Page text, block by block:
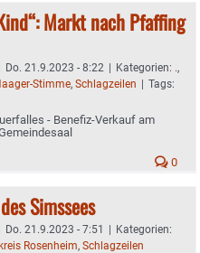
Markt nach Pfaffing
Do. 21.9.2023 - 8:22 | Kategorien: .,
Stimme, Schlagzeilen | Tags:
- Benefiz-Verkauf am
0
Simssees
Do. 21.9.2023 - 7:51 | Kategorien:
Rosenheim, Schlagzeilen